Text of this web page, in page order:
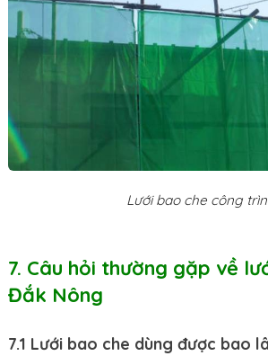
Lưới bao che công
7. Câu hỏi thường gặp về
Đắk Nông
7.1 Lưới bao che dùng được bao